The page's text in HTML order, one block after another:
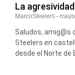
La
MarcoSteelers
Saludos, amig@s
Steelers en
desde el Norte de